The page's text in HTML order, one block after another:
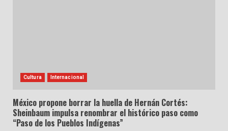
Cultura Internacional
México propone borrar la huella de Hernán Cortés:
Sheinbaum impulsa renombrar el histórico paso como
“Paso de los Pueblos Indígenas”